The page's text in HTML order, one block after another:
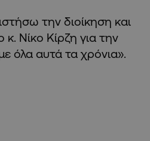
την διοίκηση και
κ. Νίκο Κίρζη για την
όλα αυτά τα χρόνια».